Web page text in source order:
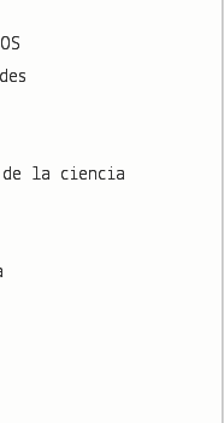
de la ciencia